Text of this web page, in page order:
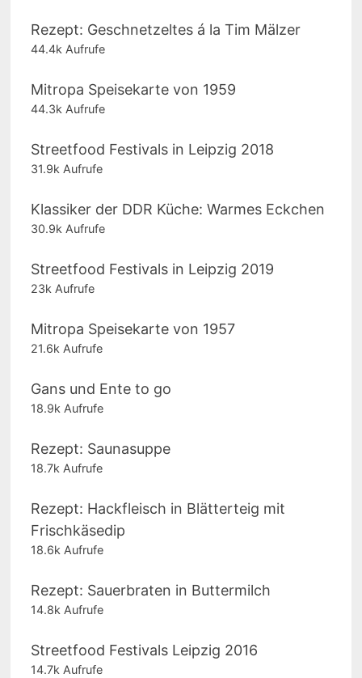
Rezept: Geschnetzeltes á la Tim Mälzer
44.4k Aufrufe
Mitropa Speisekarte von 1959
44.3k Aufrufe
Streetfood Festivals in Leipzig 2018
31.9k Aufrufe
Klassiker der DDR Küche: Warmes Eckchen
30.9k Aufrufe
Streetfood Festivals in Leipzig 2019
23k Aufrufe
Mitropa Speisekarte von 1957
21.6k Aufrufe
Gans und Ente to go
18.9k Aufrufe
Rezept: Saunasuppe
18.7k Aufrufe
Rezept: Hackfleisch in Blätterteig mit
Frischkäsedip
18.6k Aufrufe
Rezept: Sauerbraten in Buttermilch
14.8k Aufrufe
Streetfood Festivals Leipzig 2016
14.7k Aufrufe